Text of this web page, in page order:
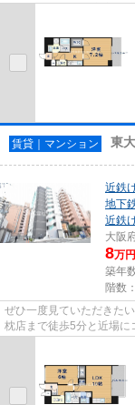
わっておりとても充実し
賃貸｜マンション 東
近鉄
地下
近鉄
大阪
8万円
築年
階数
ぜひ一度見ていただきた
枕店まで徒歩5分と近場
タ・敷地内ごみ置き場な